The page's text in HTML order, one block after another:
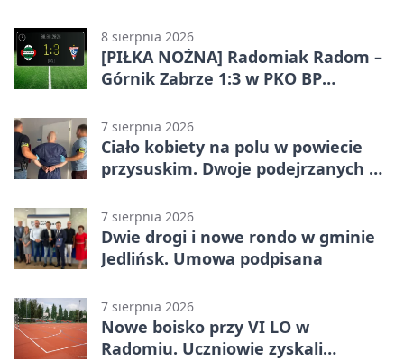
8 sierpnia 2026
[PIŁKA NOŻNA] Radomiak Radom –
Górnik Zabrze 1:3 w PKO BP
golami pogrążył gospodarzy
7 sierpnia 2026
Ciało kobiety na polu w powiecie
przysuskim. Dwoje podejrzanych w
7 sierpnia 2026
Dwie drogi i nowe rondo w gminie
Jedlińsk. Umowa podpisana
7 sierpnia 2026
Nowe boisko przy VI LO w
Radomiu. Uczniowie zyskali